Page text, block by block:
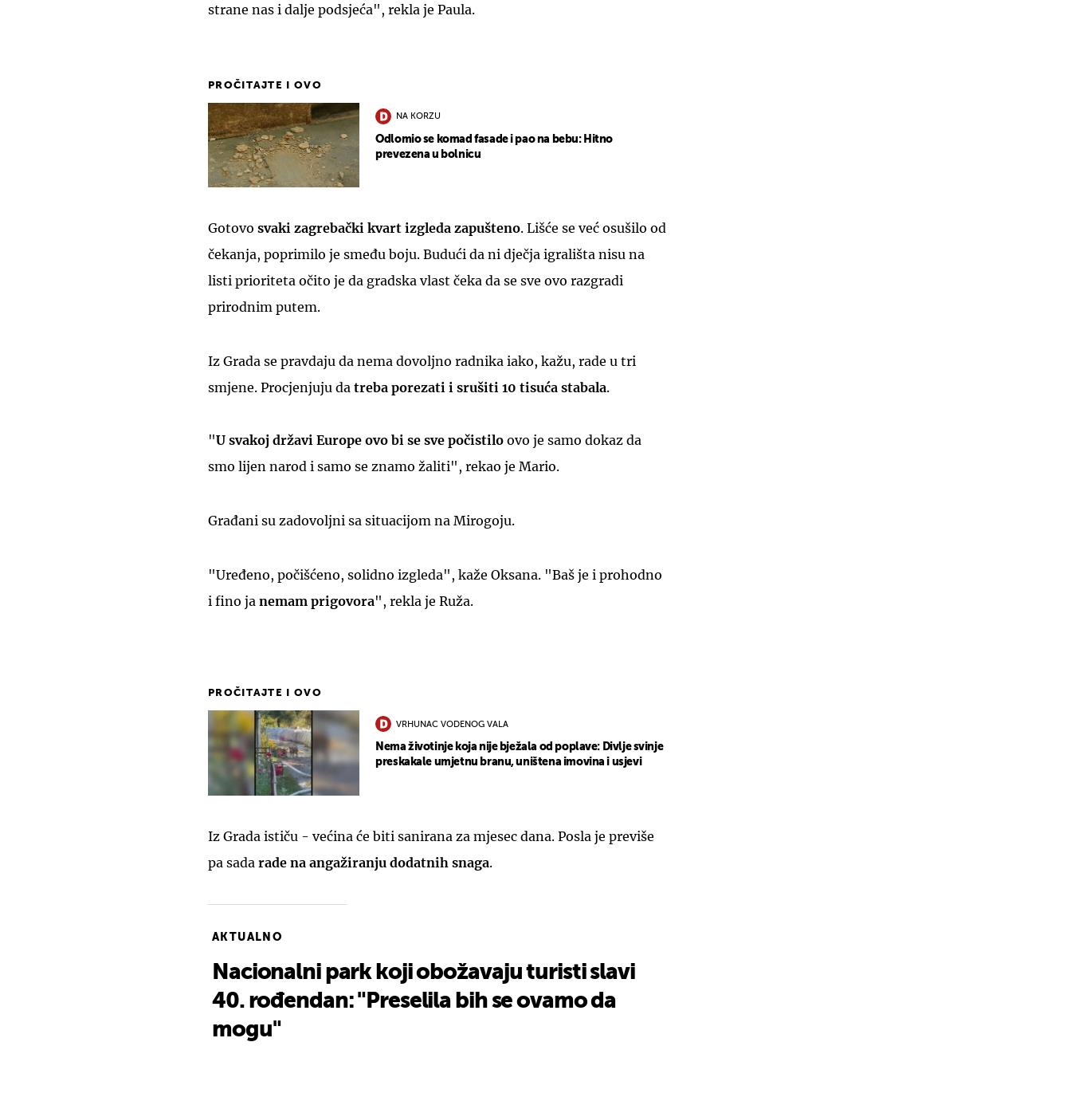
strane nas i dalje podsjeća", rekla je Paula.
PROČITAJTE I OVO
NA KORZU
Odlomio se komad fasade i pao na bebu: Hitno
prevezena u bolnicu
Gotovo svaki zagrebački kvart izgleda zapušteno. Lišće se već osušilo od
čekanja, poprimilo je smeđu boju. Budući da ni dječja igrališta nisu na
listi prioriteta očito je da gradska vlast čeka da se sve ovo razgradi
prirodnim putem.
Iz Grada se pravdaju da nema dovoljno radnika iako, kažu, rade u tri
smjene. Procjenjuju da treba porezati i srušiti 10 tisuća stabala.
"U svakoj državi Europe ovo bi se sve počistilo ovo je samo dokaz da
smo lijen narod i samo se znamo žaliti", rekao je Mario.
Građani su zadovoljni sa situacijom na Mirogoju.
"Uređeno, počišćeno, solidno izgleda", kaže Oksana. "Baš je i prohodno
i fino ja nemam prigovora", rekla je Ruža.
PROČITAJTE I OVO
VRHUNAC VODENOG VALA
Nema životinje koja nije bježala od poplave: Divlje svinje
preskakale umjetnu branu, uništena imovina i usjevi
Iz Grada ističu - većina će biti sanirana za mjesec dana. Posla je previše
pa sada rade na angažiranju dodatnih snaga.
AKTUALNO
Nacionalni park koji obožavaju turisti slavi
40. rođendan: "Preselila bih se ovamo da
mogu"
UKLJUČITE NOTIFIKACIJE